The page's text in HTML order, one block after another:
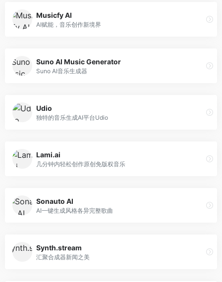
Musicfy AI
AI赋能，音乐创作新境界
Suno AI Music Generator
Suno AI音乐生成器
Udio
独特的音乐生成AI平台Udio
Lami.ai
几分钟内轻松创作原创免版权音乐
Sonauto AI
AI一键生成风格各异完整歌曲
Synth.stream
汇聚合成器新闻之美